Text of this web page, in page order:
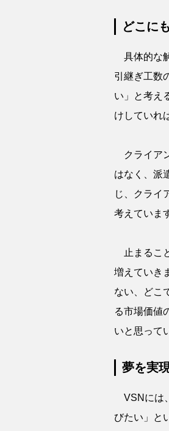
どこに
具体的な
引継ぎ工数
い」と考え
けしていれ
クライア
はなく、派
じ、クライ
考えていま
止まるこ
増えていき
ない、どこ
る市場価値
いと思って
夢を実
VSNには
びたい」と